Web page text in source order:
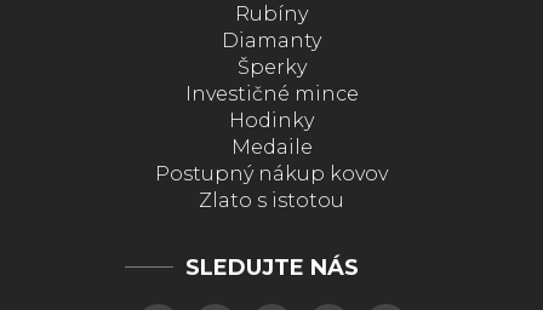
Rubíny
Diamanty
Šperky
Investičné mince
Hodinky
Medaile
Postupný nákup kovov
Zlato s istotou
SLEDUJTE NÁS